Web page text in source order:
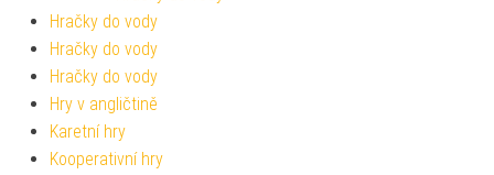
Hračky do vody
Hračky do vody
Hračky do vody
Hry v angličtině
Karetní hry
Kooperativní hry